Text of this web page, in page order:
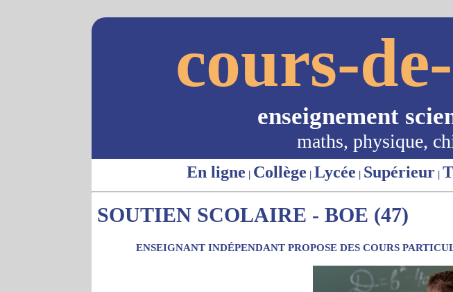
cours-
enseignement
maths, physique,
En ligne | Collège | Lycée | Supérieur |
SOUTIEN SCOLAIRE - BOE (47)
ENSEIGNANT INDÉPENDANT PROPOSE DES COURS